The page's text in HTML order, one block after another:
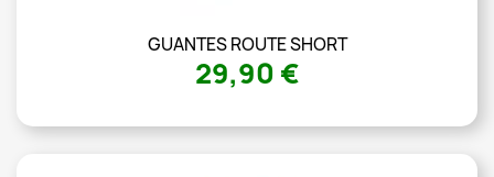
GUANTES ROUTE SHORT
29,90 €